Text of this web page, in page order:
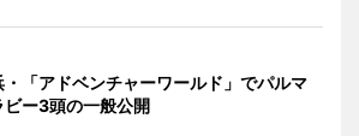
・「アドベンチャーワールド」でパルマ
ビー3頭の一般公開